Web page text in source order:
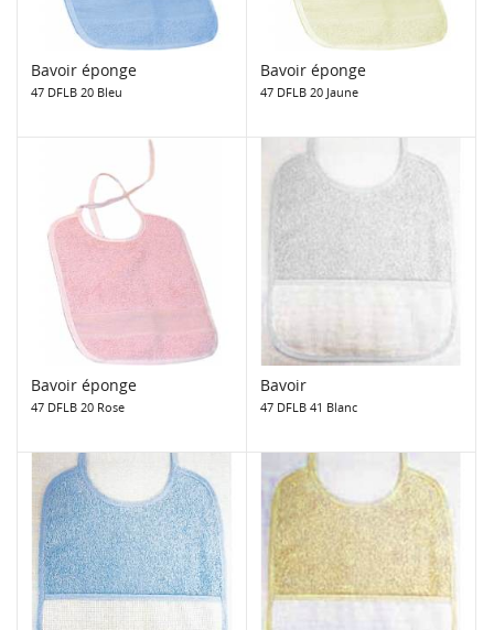
Bavoir éponge
47 DFLB 20 Bleu
Bavoir éponge
47 DFLB 20 Jaune
Bavoir éponge
47 DFLB 20 Rose
Bavoir
47 DFLB 41 Blanc